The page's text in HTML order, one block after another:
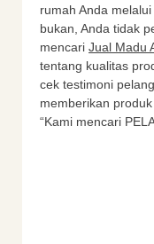
rumah Anda
bukan, Anda tidak
mencari Jual Madu
tentang kualitas
cek testimoni
memberikan
“Kami mencari